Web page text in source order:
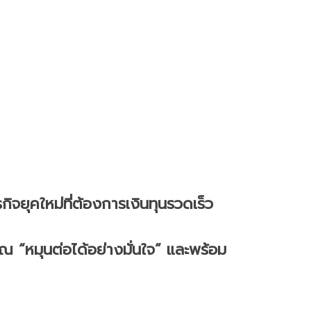
จยุคใหม่ที่ต้องการเงินทุนรวดเร็ว
“หมุนต่อได้อย่างมั่นใจ” และพร้อม